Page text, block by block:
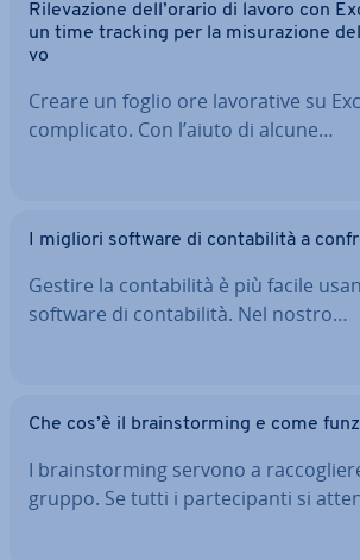
Ri­le­va­zio­ne dell’orario di lavoro con
un time tracking per la mi­su­ra­zio­ne
vo
Creare un foglio ore la­vo­ra­ti­ve su
com­pli­ca­to. Con l’aiuto di alcune…
I migliori software di con­ta­bi­li­tà a
Gestire la con­ta­bi­li­tà è più facile
software di con­ta­bi­li­tà. Nel nostro…
Che cos’è il brain­stor­ming e come
I brain­stor­ming servono a
gruppo. Se tutti i par­te­ci­pan­ti si